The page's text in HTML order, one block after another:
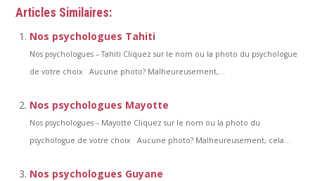
Articles Similaires:
Nos psychologues Tahiti
Nos psychologues – Tahiti Cliquez sur le nom ou la photo du psychologue
de votre choix Aucune photo? Malheureusement,...
Nos psychologues Mayotte
Nos psychologues – Mayotte Cliquez sur le nom ou la photo du
psychologue de votre choix Aucune photo? Malheureusement, cela...
Nos psychologues Guyane